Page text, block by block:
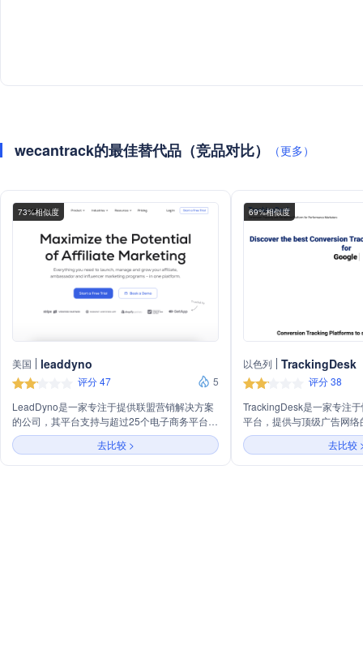
wecantrack的最佳替代品（竞品对比） （更多）
73%相似度
美国 leaddyno
评分 47
5
LeadDyno是一家专注于提供联盟营销解决方案
的公司，其平台支持与超过25个电子商务平台和
业务工具的直接集成，包括Shopify、Stripe、
BigCommerce等。公司提供定制化的联盟程
序，包括无限佣金计划、跟踪、支付和联盟分组
去比较 >
69%相似度
以色列 TrackingDesk
评分 38
TrackingDesk是一家专注
平台，提供与顶级广告网
踪、衡量、优化和提升广
预构建模板以集成用户喜
Zapier集成将广告活动数据
去比较